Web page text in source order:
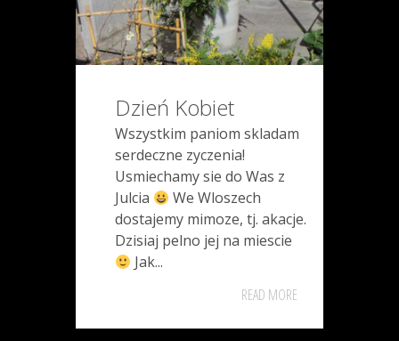
Dzień Kobiet
Wszystkim paniom skladam
serdeczne zyczenia!
Usmiechamy sie do Was z
Julcia
We Wloszech
dostajemy mimoze, tj. akacje.
Dzisiaj pelno jej na miescie
Jak...
READ MORE